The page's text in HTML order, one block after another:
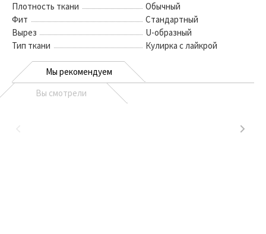
Плотность ткани
Обычный
Фит
Стандартный
Вырез
U-образный
Тип ткани
Кулирка с лайкрой
Мы рекомендуем
Вы смотрели